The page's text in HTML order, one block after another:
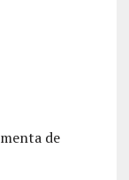
de